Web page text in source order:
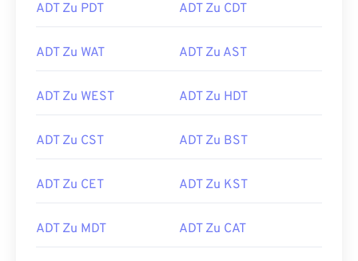
ADT Zu PDT ADT Zu CDT
ADT Zu WAT ADT Zu AST
ADT Zu WEST ADT Zu HDT
ADT Zu CST ADT Zu BST
ADT Zu CET ADT Zu KST
ADT Zu MDT ADT Zu CAT